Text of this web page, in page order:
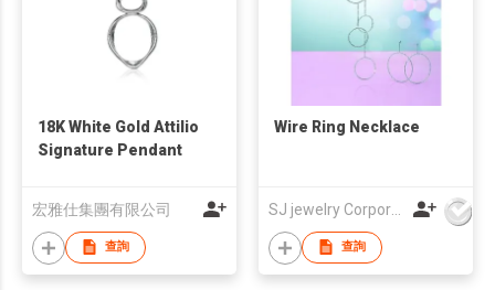
18K White Gold Attilio
Signature Pendant
宏雅仕集團有限公司
查詢
Wire Ring Necklace
SJ jewelry Corporation
查詢